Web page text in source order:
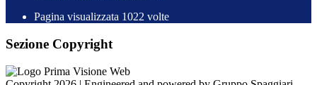
Pagina visualizzata 1022 volte
Sezione Copyright